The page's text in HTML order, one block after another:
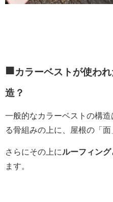
■カラーベストが使わ
造？
一般的なカラーベストの構造
る骨組みの上に、屋根の「面
さらにその上にルーフィン
ます。